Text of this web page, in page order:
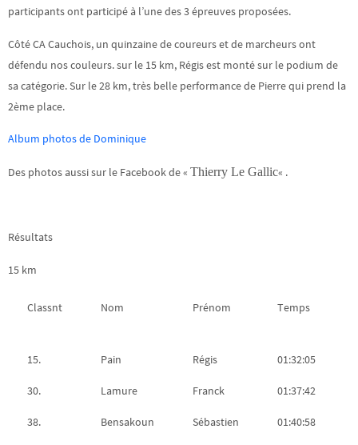
participants ont participé à l’une des 3 épreuves proposées.
Côté CA Cauchois, un quinzaine de coureurs et de marcheurs ont
défendu nos couleurs. sur le 15 km, Régis est monté sur le podium de
sa catégorie. Sur le 28 km, très belle performance de Pierre qui prend la
2ème place.
Album photos de Dominique
Des photos aussi sur le Facebook de « Thierry Le Gallic« .
Résultats
15 km
Classnt Nom Prénom Temps
15. Pain Régis 01:32:05
30. Lamure Franck 01:37:42
38. Bensakoun Sébastien 01:40:58